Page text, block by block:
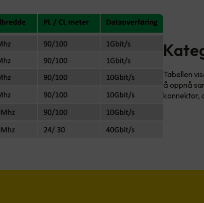
Tabellen
å oppnå
konnektor,